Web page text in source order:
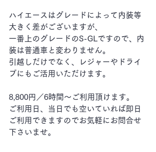
ハイエースはグレードによって内装等
大きく差がございますが、
一番上のグレードのS-GLですので、内
装は普通車と変わりません。
引越しだけでなく、レジャーやドライ
ブにもご活用いただけます。
8,800円／6時間～ご利用頂けます。
ご利用日、当日でも空いていれば即日
ご利用できますのでお気軽にお問合せ
下さいませ。